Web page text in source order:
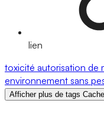
lien
toxicité autorisation de
environnement sans
Afficher plus de tags